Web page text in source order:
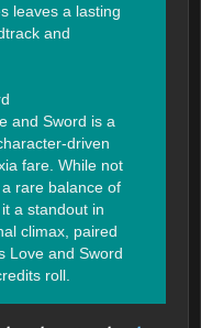
leaves a lasting
and
and Sword is a
driven
fare. While not
rare balance of
a standout in
climax, paired
Love and Sword
roll.